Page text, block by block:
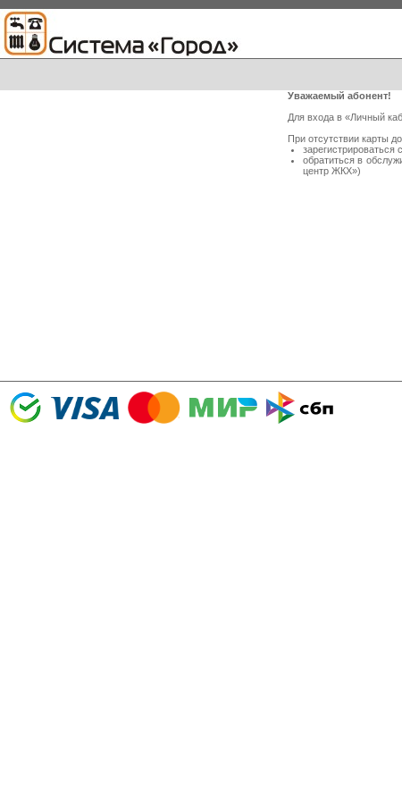
Уважаемый абонент!
Для входа в «Личный
При отсутствии карты
зарегистрироваться
обратиться в
центр ЖКХ»)